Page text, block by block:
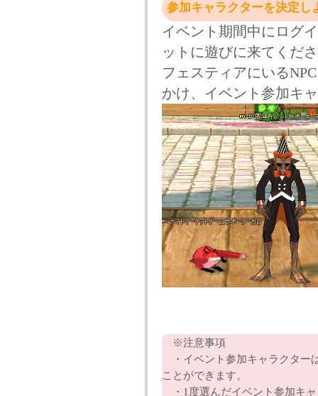
参加キャラクターを決定し
イベント期間中にログ
ットに遊びに来てくだ
フェスティアにいる
かけ、イベント参加キ
※注意事項
・イベント参加キャラクター
ことができます。
・1度選んだイベント参加キ